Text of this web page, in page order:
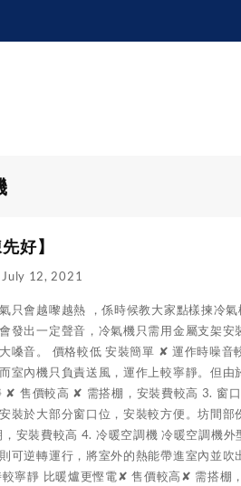
好】
July 12, 2021
只會越嚟越熱 ，係時候教大家點樣揀冷
發出一定聲音，冷氣機只需用金屬支架
嗓音。 價格較低 安裝簡單 ✘ 運作時噪
室內機只負責送風，運作上較寧靜。但
✘ 售價較高 ✘ 需搭棚，安裝費較高 3. 窗
裝於大部分窗口位，安裝較方便。坊間
安裝費較高 4. 冷暖空調機 冷暖空調機
可逆轉運行，將室外的熱能帶進室內並
寧靜 比暖爐更慳電✘ 售價較高✘ 需搭棚